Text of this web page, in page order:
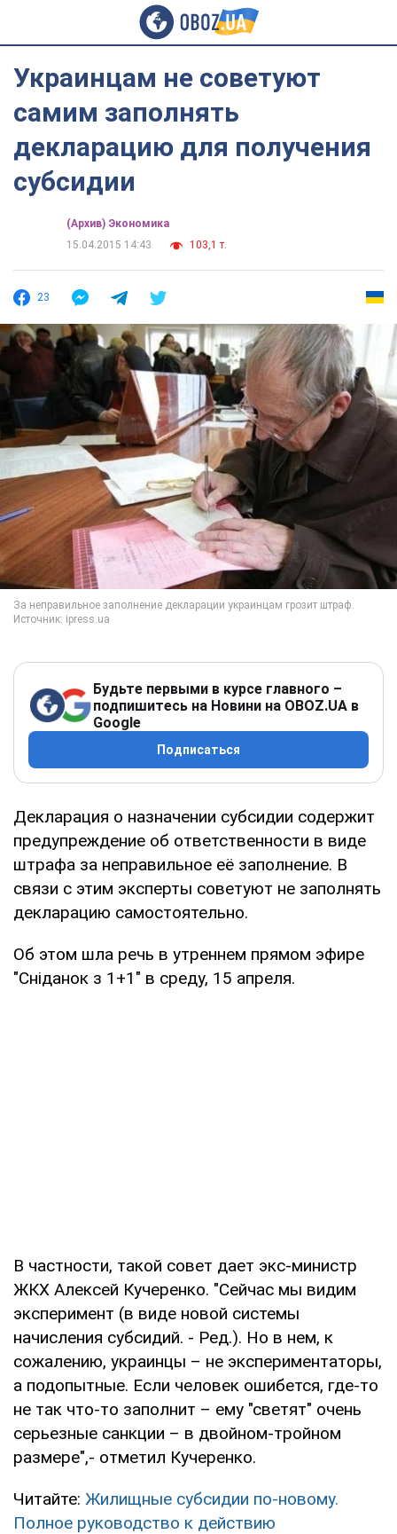
Украинцам не советуют
самим заполнять
декларацию для получения
субсидии
(Архив) Экономика
15.04.2015 14:43
103,1 т.
23
Будьте первыми в курсе главного –
подпишитесь на Новини на OBOZ.UA в
Google
Подписаться
Декларация о назначении субсидии содержит
предупреждение об ответственности в виде
штрафа за неправильное её заполнение. В
связи с этим эксперты советуют не заполнять
декларацию самостоятельно.
Об этом шла речь в утреннем прямом эфире
"Сніданок з 1+1" в среду, 15 апреля.
В частности, такой совет дает экс-министр
ЖКХ Алексей Кучеренко. "Сейчас мы видим
эксперимент (в виде новой системы
начисления субсидий. - Ред.). Но в нем, к
сожалению, украинцы – не экспериментаторы,
а подопытные. Если человек ошибется, где-то
не так что-то заполнит – ему "светят" очень
серьезные санкции – в двойном-тройном
размере",- отметил Кучеренко.
Читайте: Жилищные субсидии по-новому.
Полное руководство к действию